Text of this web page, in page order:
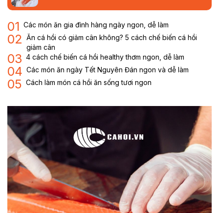
01 Các món ăn gia đình hàng ngày ngon, dễ làm
02 Ăn cá hồi có giảm cân không? 5 cách chế biến cá hồi
giảm cân
03 4 cách chế biến cá hồi healthy thơm ngon, dễ làm
04 Các món ăn ngày Tết Nguyên Đán ngon và dễ làm
05 Cách làm món cá hồi ăn sống tươi ngon